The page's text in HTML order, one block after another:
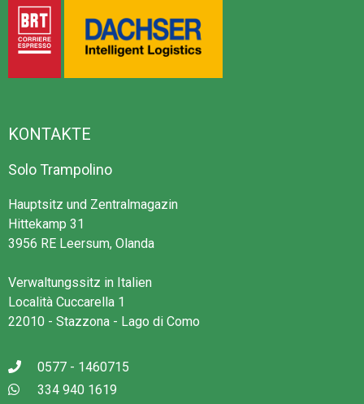
KONTAKTE
Solo Trampolino
Hauptsitz und Zentralmagazin
Hittekamp 31
3956 RE Leersum, Olanda
Verwaltungssitz in Italien
Località Cuccarella 1
22010 - Stazzona - Lago di Como
0577 - 1460715
334 940 1619